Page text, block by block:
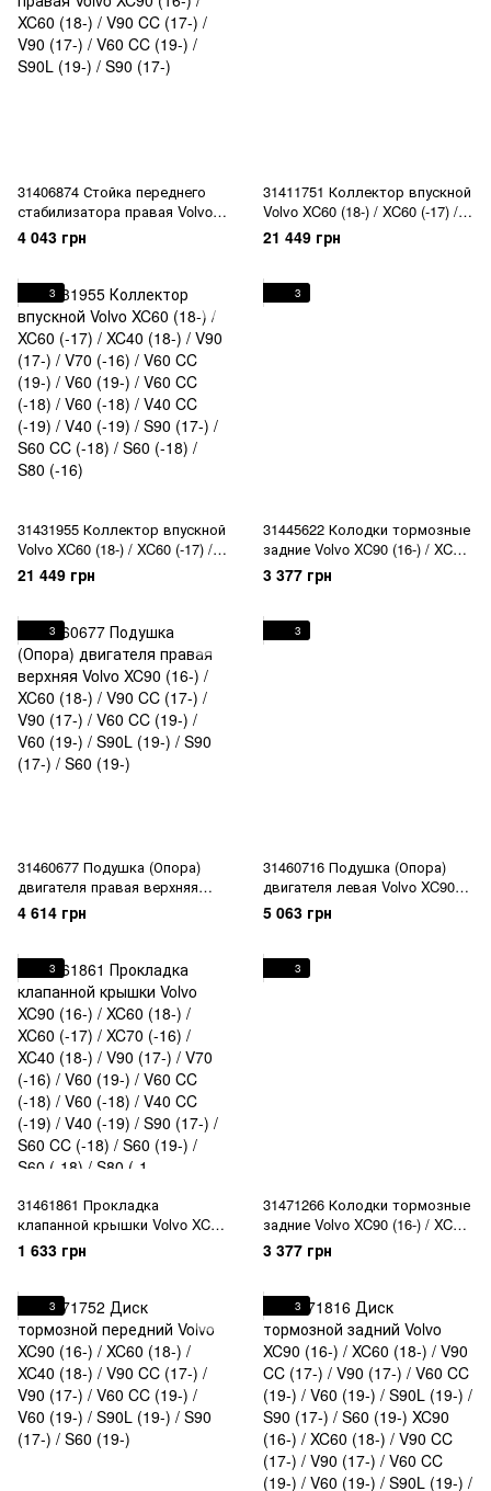
31406874 Стойка переднего
стабилизатора правая Volvo
XC90 (16-) / XC60 (18-) / V90 CC
(17-) / V90 (17-) / V60 CC (19-) /
4 043 грн
31411751 Коллектор впускной
Volvo XC60 (18-) / XC60 (-17) /
XC40 (18-) / V90 (17-) / V70 (-16)
/ V60 CC (19-) / V60 (19-) / V60
(-19) / V40 (-19) / S90 (17-) / S60
CC (-18) / S60 (-18) / S80 (-16)
21 449 грн
3
31431955 Коллектор впускной
Volvo XC60 (18-) / XC60 (-17) /
XC40 (18-) / V90 (17-) / V70 (-16)
/ V60 CC (19-) / V60 (19-) / V60
(-19) / V40 (-19) / S90 (17-) / S60
CC (-18) / S60 (-18) / S80 (-16)
21 449 грн
3
31445622 Колодки тормозные
задние Volvo XC90 (16-) / XC60
(18-) / V90 CC (17-) / V90 (17-) /
V60 CC (19-) / V60 (19-) / S90L
3 377 грн
3
31460677 Подушка (Опора)
двигателя правая верхняя
Volvo XC90 (16-) / XC60 (18-) /
V90 CC (17-) / V90 (17-) / V60
/ S90 (17-) / S60 (19-)
4 614 грн
3
31460716 Подушка (Опора)
двигателя левая Volvo XC90
(16-) / XC60 (18-) / V90 CC (17-)
/ V90 (17-) / V60 CC (19-) / V60
S60 (19-)
5 063 грн
3
31461861 Прокладка
клапанной крышки Volvo XC90
(16-) / XC60 (18-) / XC60 (-17) /
XC70 (-16) / XC40 (18-) / V90
CC (-18) / V60 (-18) / V40 CC
(-19) / V40 (-19) / S90 (17-) / S60
CC (-18) / S60 (19-) / S60 (-18) /
S80 (-1
1 633 грн
3
31471266 Колодки тормозные
задние Volvo XC90 (16-) / XC60
(18-) / V90 CC (17-) / V90 (17-) /
V60 CC (19-) / V60 (19-) / S90L
3 377 грн
3 3